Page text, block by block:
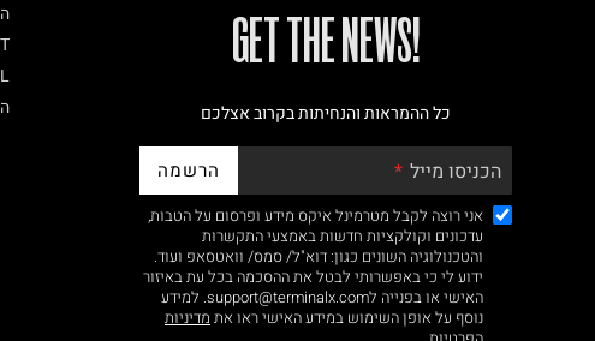
!GET THE NEWS
כל ההמראות והנחיתות בקרוב אצלכם
הכניסו מייל הרשמה
אני רוצה לקבל מטרמינל איקס מידע ופרסום על הטבות,
עדכונים וקולקציות חדשות באמצעי התקשרות
והטכנולוגיה השונים כגון: דוא"ל/ סמס/ וואטסאפ ועוד.
ידוע לי כי באפשרותי לבטל את ההסכמה בכל עת באיזור
האישי או בפנייה לsupport@terminalx.com. למידע
נוסף על אופן השימוש במידע האישי ראו את מדיניות